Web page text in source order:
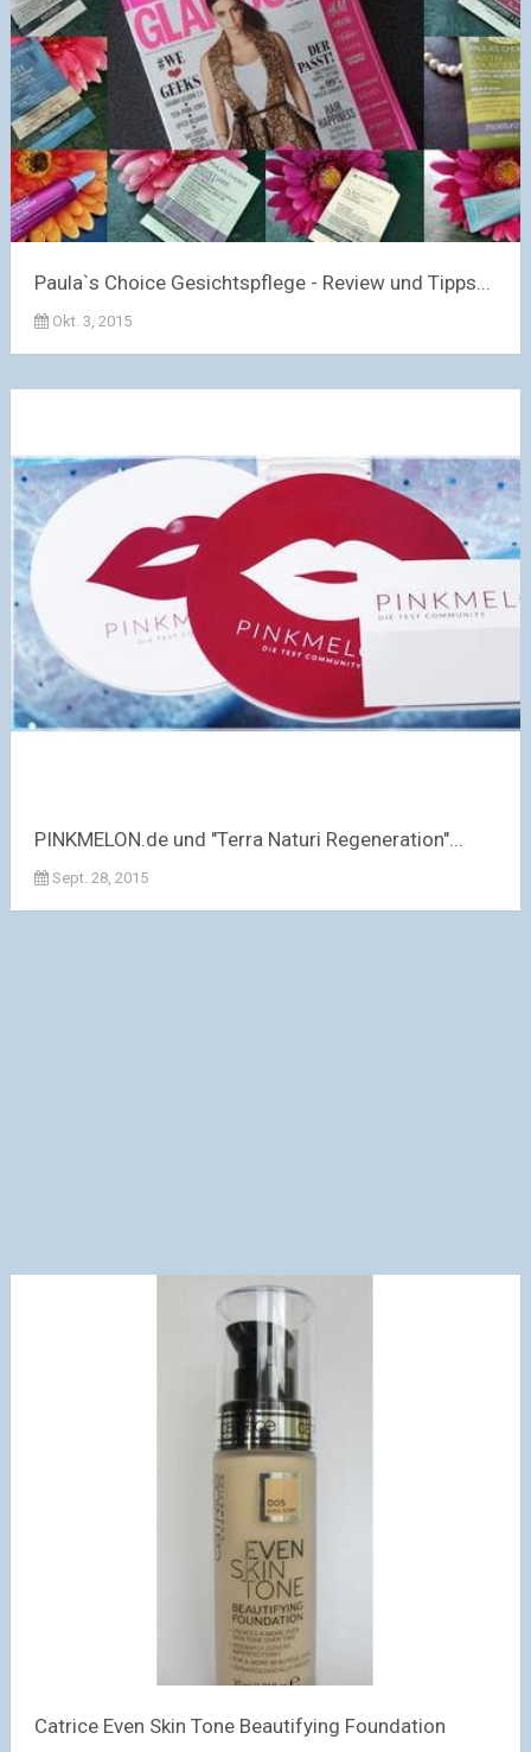
Paula`s Choice Gesichtspflege - Review und Tipps...
Okt. 3, 2015
PINKMELON.de und "Terra Naturi Regeneration"...
Sept. 28, 2015
Catrice Even Skin Tone Beautifying Foundation